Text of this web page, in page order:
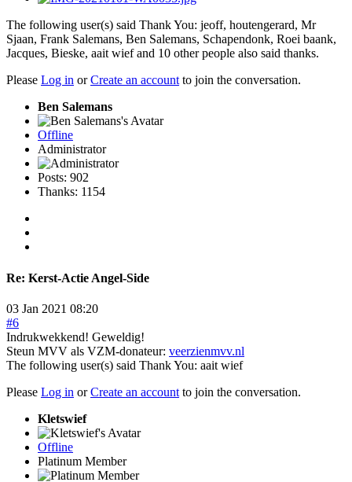
The following user(s) said Thank You: jeoff, houtengerard, Mr
Sjaan, Frank Salemans, Ben Salemans, Schapendonk, Roei baank,
Jacques, Bieske, aait wiefand 10 other people also said thanks.
Please Log in orCreate an accountto join the conversation.
Ben Salemans
Offline
Administrator
Posts: 902
Thanks: 1154
Re: Kerst-Actie Angel-Side
03 Jan 2021 08:20
#6
Indrukwekkend! Geweldig!
Steun MVV als VZM-donateur: veerzienmvv.nl
The following user(s) said Thank You: aait wief
Please Log in orCreate an account to join the conversation.
Kletswief
Offline
Platinum Member